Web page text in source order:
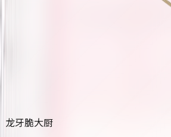
龙牙脆大厨